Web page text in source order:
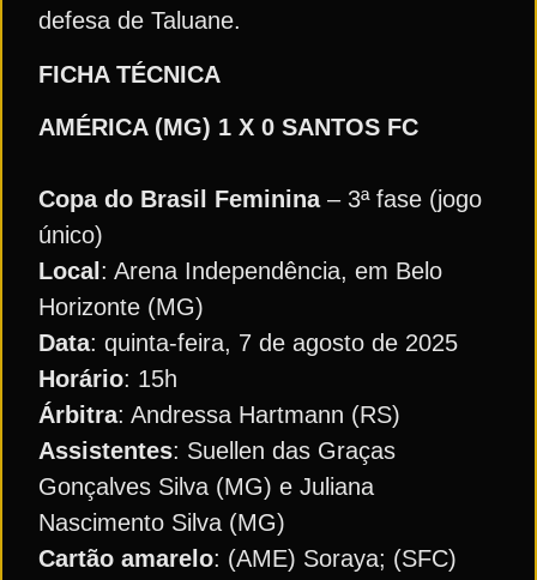
defesa de Taluane.
FICHA TÉCNICA
AMÉRICA (MG) 1 X 0 SANTOS FC
Copa do Brasil Feminina– 3ª fase (jogo
único)
Local : Arena Independência, em Belo
Horizonte (MG)
Data: quinta-feira, 7 de agosto de 2025
Horário: 15h
Árbitra: Andressa Hartmann (RS)
Assistentes: Suellen das Graças
Gonçalves Silva (MG) e Juliana
Nascimento Silva (MG)
Cartão amarelo: (AME) Soraya; (SFC)